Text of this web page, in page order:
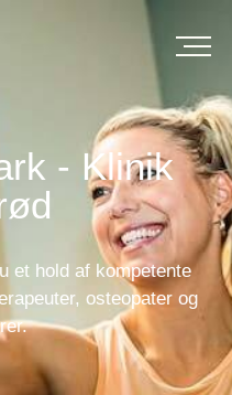
- Klinik
et hold af kompetente
osteopater og